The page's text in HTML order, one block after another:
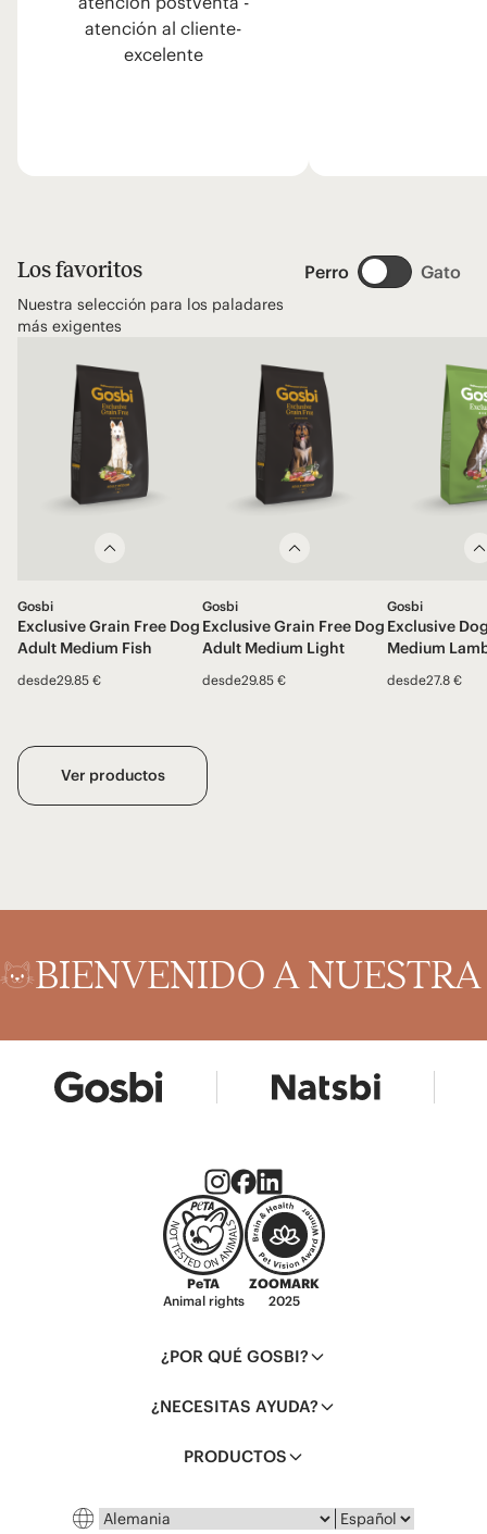
atención al cliente-
excelente
Los favoritos
Nuestra selección para los paladares
más exigentes
Perro Gato
Gosbi
Exclusive Grain Free Dog
Adult Medium Fish
desde29.85 €
Gosbi
Exclusive Grain Free Dog
Adult Medium Light
desde29.85 €
Gosbi
Exclusive
Medium
desde27.8 €
Ver productos
BIENVENIDO A
PeTA
Animal rights
ZOOMARK
2025
¿POR QUÉ GOSBI?
¿NECESITAS AYUDA?
PRODUCTOS